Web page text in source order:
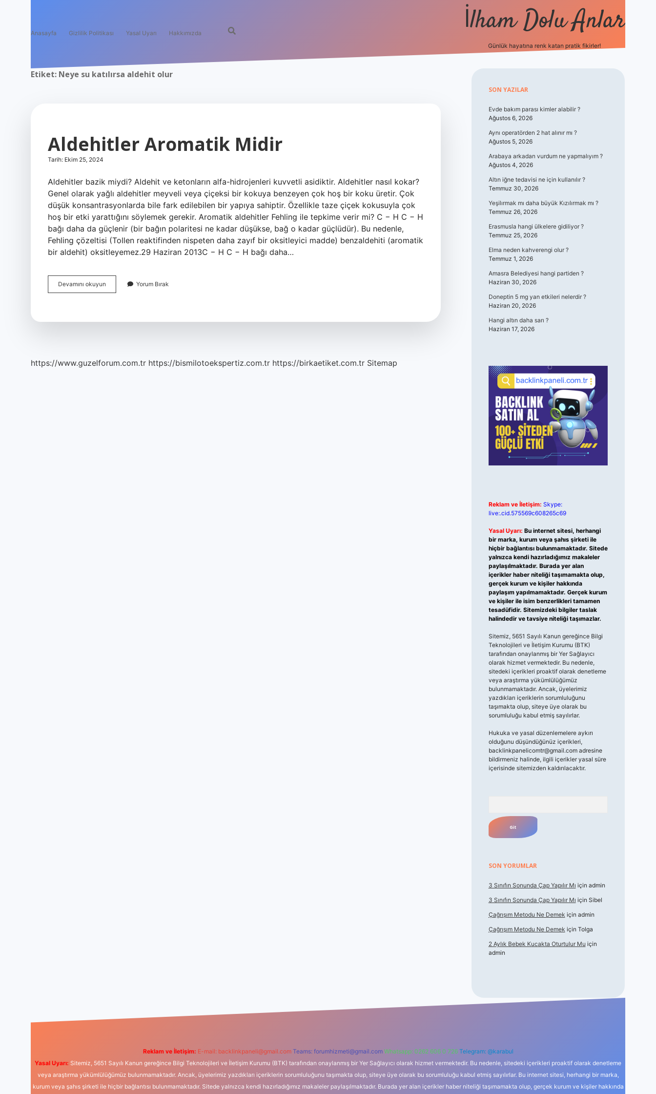
Anasayfa Gizlilik Politikası Yasal Uyarı Hakkımızda İlham Dolu Anlar
Günlük hayatına renk katan pratik fikirler!
Etiket: Neye su katılırsa aldehit olur
Aldehitler Aromatik Midir
Tarih: Ekim 25, 2024
Aldehitler bazik miydi? Aldehit ve ketonların alfa-hidrojenleri kuvvetli asidiktir. Aldehitler nasıl kokar?
Genel olarak yağlı aldehitler meyveli veya çiçeksi bir kokuya benzeyen çok hoş bir koku üretir. Çok
düşük konsantrasyonlarda bile fark edilebilen bir yapıya sahiptir. Özellikle taze çiçek kokusuyla çok
hoş bir etki yarattığını söylemek gerekir. Aromatik aldehitler Fehling ile tepkime verir mi? C − H C − H
bağı daha da güçlenir (bir bağın polaritesi ne kadar düşükse, bağ o kadar güçlüdür). Bu nedenle,
Fehling çözeltisi (Tollen reaktifinden nispeten daha zayıf bir oksitleyici madde) benzaldehiti (aromatik
bir aldehit) oksitleyemez.29 Haziran 2013C − H C − H bağı daha…
Devamını okuyun Aldehitler
Aromatik
Yorum Bırak
https://www.guzelforum.com.tr https://bismilotoekspertiz.com.tr https://birkaetiket.com.tr Sitemap
Sidebar
SON YAZILAR
Evde bakım parası kimler alabilir ?
Ağustos 6, 2026
Aynı operatörden 2 hat alınır mı ?
Ağustos 5, 2026
Arabaya arkadan vurdum ne yapmalıyım ?
Ağustos 4, 2026
Altın iğne tedavisi ne için kullanılır ?
Temmuz 30, 2026
Yeşilırmak mı daha büyük Kızılırmak mı ?
Temmuz 26, 2026
Erasmusla hangi ülkelere gidiliyor ?
Temmuz 25, 2026
Elma neden kahverengi olur ?
Temmuz 1, 2026
Amasra Belediyesi hangi partiden ?
Haziran 30, 2026
Doneptin 5 mg yan etkileri nelerdir ?
Haziran 20, 2026
Hangi altın daha sarı ?
Haziran 17, 2026
Reklam ve İletişim: Skype:
live:.cid.575569c608265c69
Yasal Uyarı: Bu internet sitesi, herhangi
bir marka, kurum veya şahıs şirketi ile
hiçbir bağlantısı bulunmamaktadır. Sitede
yalnızca kendi hazırladığımız makaleler
paylaşılmaktadır. Burada yer alan
içerikler haber niteliği taşımamakta olup,
gerçek kurum ve kişiler hakkında
paylaşım yapılmamaktadır. Gerçek kurum
ve kişiler ile isim benzerlikleri tamamen
tesadüfidir. Sitemizdeki bilgiler taslak
halindedir ve tavsiye niteliği taşımazlar.
Sitemiz, 5651 Sayılı Kanun gereğince Bilgi
Teknolojileri ve İletişim Kurumu (BTK)
tarafından onaylanmış bir Yer Sağlayıcı
olarak hizmet vermektedir. Bu nedenle,
sitedeki içerikleri proaktif olarak denetleme
veya araştırma yükümlülüğümüz
bulunmamaktadır. Ancak, üyelerimiz
yazdıkları içeriklerin sorumluluğunu
taşımakta olup, siteye üye olarak bu
sorumluluğu kabul etmiş sayılırlar.
Hukuka ve yasal düzenlemelere aykırı
olduğunu düşündüğünüz içerikleri,
backlinkpanelicomtr@gmail.comadresine
bildirmeniz halinde, ilgili içerikler yasal süre
içerisinde sitemizden kaldırılacaktır.
SON YORUMLAR
3 Sınıfın Sonunda Çap Yapılır Mı için admin
3 Sınıfın Sonunda Çap Yapılır Mı için Sibel
Çağrışım Metodu Ne Demek için admin
Çağrışım Metodu Ne Demek için Tolga
2 Aylık Bebek Kucakta Oturtulur Mu için
admin
Reklam ve İletişim: E-mail: backlinkpaneli@gmail.com Teams: forumhizmeti@gmail.com Whatsapp: 0262 606 0 726 Telegram: @karabul
Yasal Uyarı: Sitemiz, 5651 Sayılı Kanun gereğince Bilgi Teknolojileri ve İletişim Kurumu (BTK) tarafından onaylanmış bir Yer Sağlayıcı olarak hizmet vermektedir. Bu nedenle, sitedeki içerikleri proaktif olarak denetleme
veya araştırma yükümlülüğümüz bulunmamaktadır. Ancak, üyelerimiz yazdıkları içeriklerin sorumluluğunu taşımakta olup, siteye üye olarak bu sorumluluğu kabul etmiş sayılırlar. Bu internet sitesi, herhangi bir marka,
kurum veya şahıs şirketi ile hiçbir bağlantısı bulunmamaktadır. Sitede yalnızca kendi hazırladığımız makaleler paylaşılmaktadır. Burada yer alan içerikler haber niteliği taşımamakta olup, gerçek kurum ve kişiler hakkında